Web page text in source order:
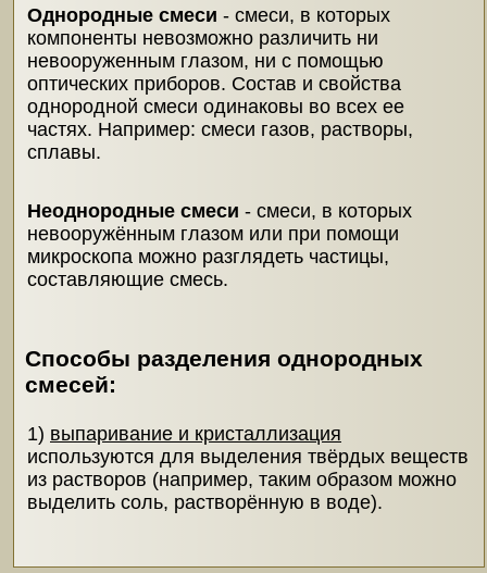
Однородные смеси - смеси, в которых
компоненты невозможно различить ни
невооруженным глазом, ни с помощью
оптических приборов. Состав и свойства
однородной смеси одинаковы во всех ее
частях. Например: смеси газов, растворы,
сплавы.
Неоднородные смеси - смеси, в которых
невооружённым глазом или при помощи
микроскопа можно разглядеть частицы,
составляющие смесь.
Способы разделения однородных
смесей:
1) выпаривание и кристаллизация
используются для выделения твёрдых веществ
из растворов (например, таким образом можно
выделить соль, растворённую в воде).